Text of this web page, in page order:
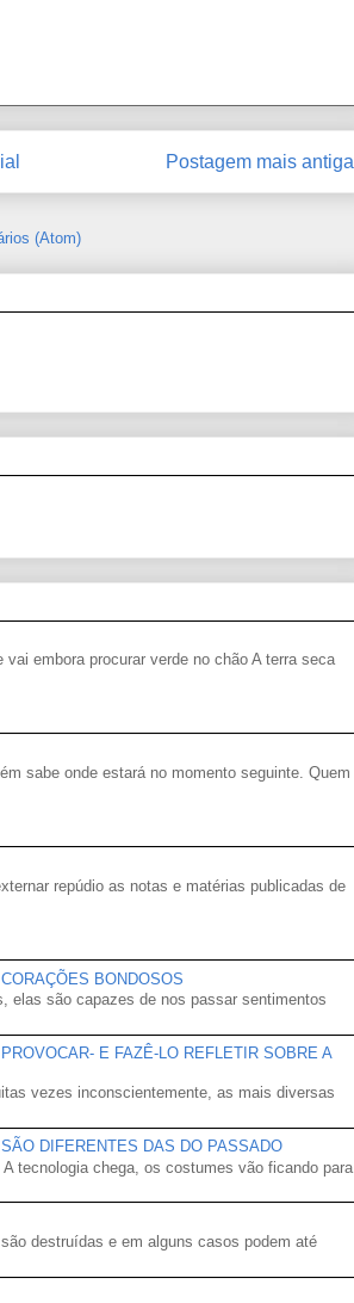
Postagem mais antiga
(Atom)
embora procurar verde no chão A terra seca
sabe onde estará no momento seguinte. Quem
repúdio as notas e matérias publicadas de
BONDOSOS
elas são capazes de nos passar sentimentos
E FAZÊ-LO REFLETIR SOBRE A
vezes inconscientemente, as mais diversas
DIFERENTES DAS DO PASSADO
tecnologia chega, os costumes vão ficando para
destruídas e em alguns casos podem até